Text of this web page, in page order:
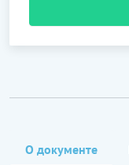
О документе